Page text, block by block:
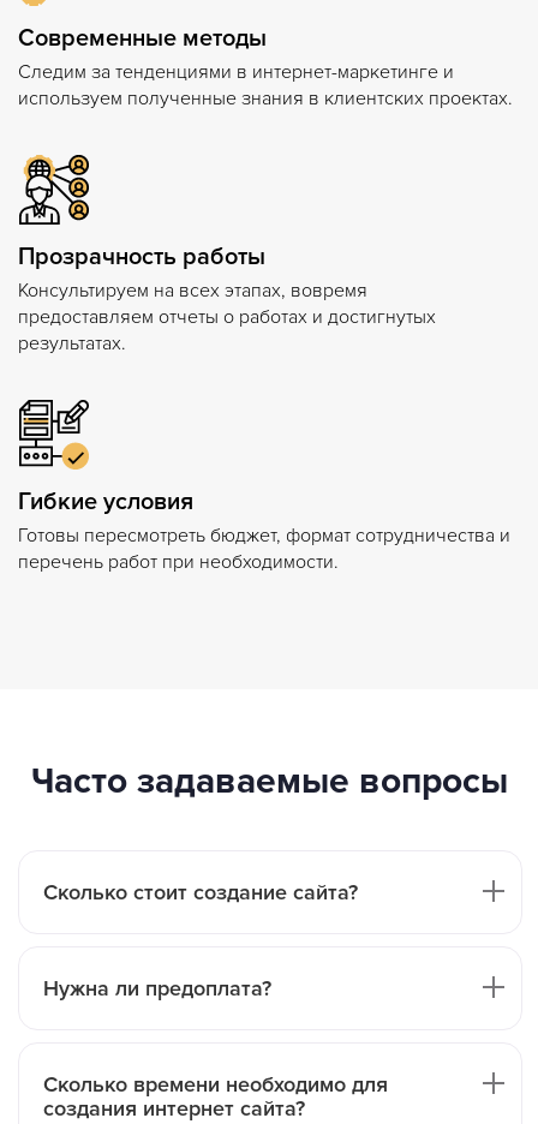
Современные методы
Следим за тенденциями в интернет-маркетинге и
используем полученные знания в клиентских проектах.
Прозрачность работы
Консультируем на всех этапах, вовремя
предоставляем отчеты о работах и достигнутых
результатах.
Гибкие условия
Готовы пересмотреть бюджет, формат сотрудничества и
перечень работ при необходимости.
Часто задаваемые вопросы
Сколько стоит создание сайта?
Нужна ли предоплата?
Сколько времени необходимо для
создания интернет сайта?